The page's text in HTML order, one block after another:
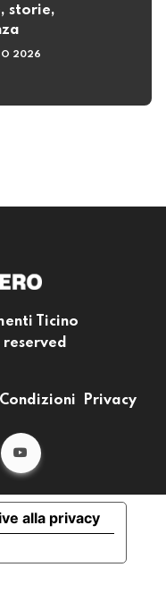
storie,
2026
Ticino
Privacy
alla privacy